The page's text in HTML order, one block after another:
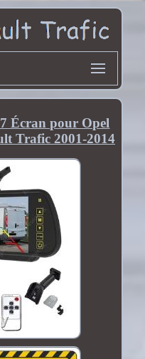
Écran pour Opel
Trafic 2001-2014